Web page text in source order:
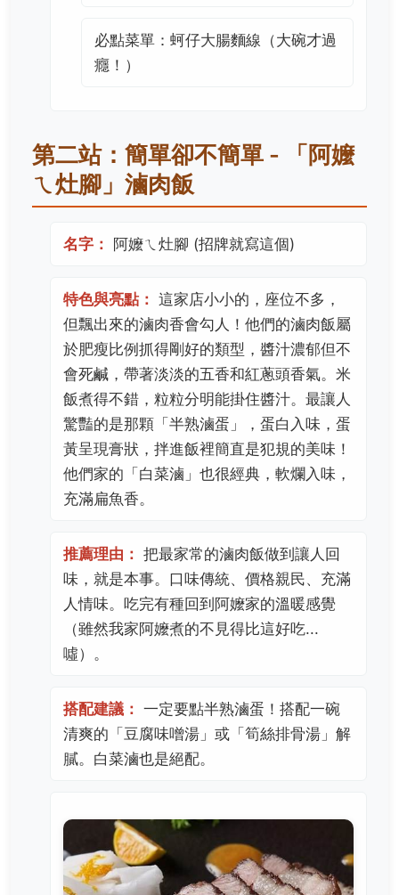
必點菜單：蚵仔大腸麵線（大碗才過
癮！）
第二站：簡單卻不簡單 - 「阿嬤
ㄟ灶腳」滷肉飯
名字： 阿嬤ㄟ灶腳 (招牌就寫這個)
特色與亮點： 這家店小小的，座位不多，
但飄出來的滷肉香會勾人！他們的滷肉飯屬
於肥瘦比例抓得剛好的類型，醬汁濃郁但不
會死鹹，帶著淡淡的五香和紅蔥頭香氣。米
飯煮得不錯，粒粒分明能掛住醬汁。最讓人
驚豔的是那顆「半熟滷蛋」，蛋白入味，蛋
黃呈現膏狀，拌進飯裡簡直是犯規的美味！
他們家的「白菜滷」也很經典，軟爛入味，
充滿扁魚香。
推薦理由： 把最家常的滷肉飯做到讓人回
味，就是本事。口味傳統、價格親民、充滿
人情味。吃完有種回到阿嬤家的溫暖感覺
（雖然我家阿嬤煮的不見得比這好吃...
噓）。
搭配建議： 一定要點半熟滷蛋！搭配一碗
清爽的「豆腐味噌湯」或「筍絲排骨湯」解
膩。白菜滷也是絕配。